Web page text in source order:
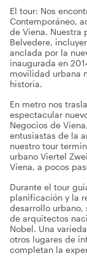
El tour: Nos
Contemporáneo,
de Viena. Nuestra
Belvedere,
anclada por la
inaugurada en
movilidad urbana
historia.
En metro nos
espectacular
Negocios de
entusiastas de la
nuestro tour
urbano Viertel
Viena, a pocos
Durante el tour
planificación y la
desarrollo urbano,
de arquitectos
Nobel. Una
otros lugares de
completan la